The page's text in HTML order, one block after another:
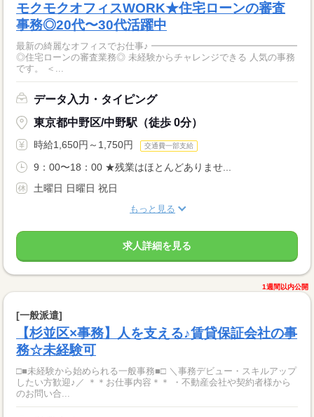
モクモクオフィスWORK★住宅ローンの審査
事務◎20代〜30代活躍中
最新の綺麗なオフィスでお仕事♪ ━━━━━━━━━━━━━━━━
◎住宅ローンの審査業務◎ 未経験からチャレンジできる 人気の事務
です。 ＜...
データ入力・タイピング
東京都中野区/中野駅（徒歩 0分）
時給1,650円～1,750円 交通費一部支給
9：00〜18：00 ★残業はほとんどありませ...
土曜日 日曜日 祝日
もっと見る
求人詳細を見る
1週間以内公開
[一般派遣]
【杉並区×事務】人を支える♪賃貸保証会社の事
務☆未経験可
□■未経験から始められる一般事務■□ ＼事務デビュー・スキルアップ
したい方歓迎♪／ ＊＊お仕事内容＊＊ ・不動産会社や契約者様から
のお問い合...